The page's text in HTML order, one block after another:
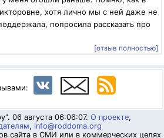
хотя лично мы с ней даже не
попросила рассказать про
[отзыв полностью]
06 августа 06:06:07. О проекте,
, info@roddoma.org
сайта в СМИ или в коммерческих целях